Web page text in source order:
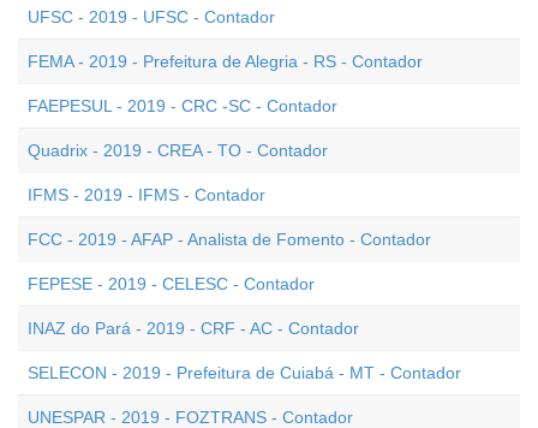
UFSC - 2019 - UFSC - Contador
FEMA - 2019 - Prefeitura de Alegria - RS - Contador
FAEPESUL - 2019 - CRC -SC - Contador
Quadrix - 2019 - CREA - TO - Contador
IFMS - 2019 - IFMS - Contador
FCC - 2019 - AFAP - Analista de Fomento - Contador
FEPESE - 2019 - CELESC - Contador
INAZ do Pará - 2019 - CRF - AC - Contador
SELECON - 2019 - Prefeitura de Cuiabá - MT - Contador
UNESPAR - 2019 - FOZTRANS - Contador